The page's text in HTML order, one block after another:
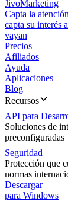
JivoMarketing
Capta la
capta su interés
vayan
Precios
Afiliados
Ayuda
Aplicaciones
Blog
Recursos
API para
Soluciones de
preconfiguradas
Seguridad
Protección que
normas
Descargar
para Windows